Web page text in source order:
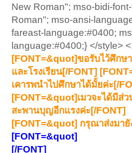
New Roman"; mso-bidi-
Roman"; mso-ansi-
fareast-language:#0400;
language:#0400;} </style>
[FONT=&quot]ขอรับไว้ศึกษ
และโรงเรียน[/FONT]
เคารพนำไปศึกษาได้มั้ยค่ะ[/
[FONT=&quot]เมวจะได้มีส่ว
สะพานบุญอีกแรงค่ะ[/FONT]
[FONT=&quot] กรุณาส่งมายั
[FONT=&quot]
[/FONT]